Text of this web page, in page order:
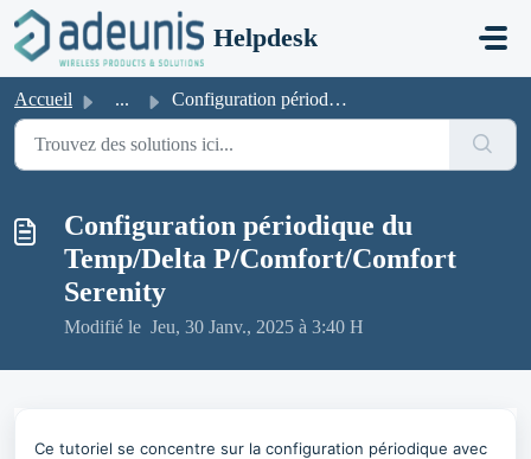
Passer au contenu principal
Helpdesk
Accueil ... Configuration périodique du Temp/Delta P/Comfort/Comfort ...
Configuration périodique du
Temp/Delta P/Comfort/Comfort
Serenity
Modifié le Jeu, 30 Janv., 2025 à 3:40 H
Ce tutoriel se concentre sur la configuration périodique avec